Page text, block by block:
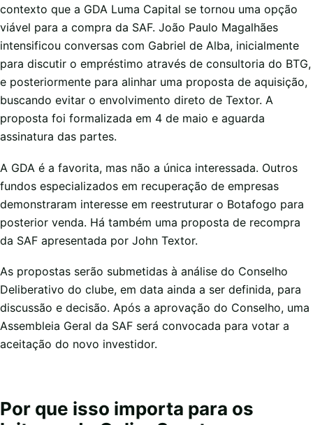
contexto que a GDA Luma Capital se tornou uma opção
viável para a compra da SAF. João Paulo Magalhães
intensificou conversas com Gabriel de Alba, inicialmente
para discutir o empréstimo através de consultoria do BTG,
e posteriormente para alinhar uma proposta de aquisição,
buscando evitar o envolvimento direto de Textor. A
proposta foi formalizada em 4 de maio e aguarda
assinatura das partes.
A GDA é a favorita, mas não a única interessada. Outros
fundos especializados em recuperação de empresas
demonstraram interesse em reestruturar o Botafogo para
posterior venda. Há também uma proposta de recompra
da SAF apresentada por John Textor.
As propostas serão submetidas à análise do Conselho
Deliberativo do clube, em data ainda a ser definida, para
discussão e decisão. Após a aprovação do Conselho, uma
Assembleia Geral da SAF será convocada para votar a
aceitação do novo investidor.
Por que isso importa para os